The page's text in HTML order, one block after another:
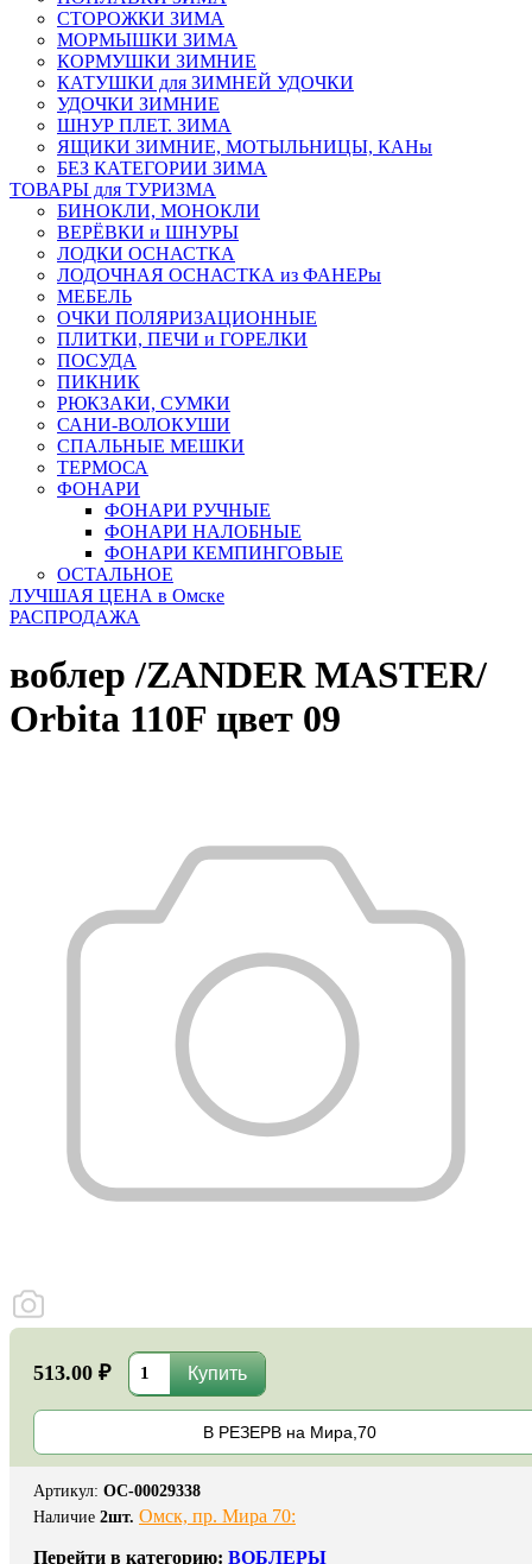
СТОРОЖКИ ЗИМА
МОРМЫШКИ ЗИМА
КОРМУШКИ ЗИМНИЕ
КАТУШКИ для ЗИМНЕЙ УДОЧКИ
УДОЧКИ ЗИМНИЕ
ШНУР ПЛЕТ. ЗИМА
ЯЩИКИ ЗИМНИЕ, МОТЫЛЬНИЦЫ, КАНы
БЕЗ КАТЕГОРИИ ЗИМА
ТОВАРЫ для ТУРИЗМА
БИНОКЛИ, МОНОКЛИ
ВЕРЁВКИ и ШНУРЫ
ЛОДКИ ОСНАСТКА
ЛОДОЧНАЯ ОСНАСТКА из ФАНЕРы
МЕБЕЛЬ
ОЧКИ ПОЛЯРИЗАЦИОННЫЕ
ПЛИТКИ, ПЕЧИ и ГОРЕЛКИ
ПОСУДА
ПИКНИК
РЮКЗАКИ, СУМКИ
САНИ-ВОЛОКУШИ
СПАЛЬНЫЕ МЕШКИ
ТЕРМОСА
ФОНАРИ
ФОНАРИ РУЧНЫЕ
ФОНАРИ НАЛОБНЫЕ
ФОНАРИ КЕМПИНГОВЫЕ
ОСТАЛЬНОЕ
ЛУЧШАЯ ЦЕНА в Омске
РАСПРОДАЖА
воблер /ZANDER MASTER/
Orbita 110F цвет 09
513.00 ₽
В РЕЗЕРВ на Мира,70
Артикул: ОС-00029338
Наличие 2шт. Омск, пр. Мира 70:
Перейти в категорию: ВОБЛЕРЫ